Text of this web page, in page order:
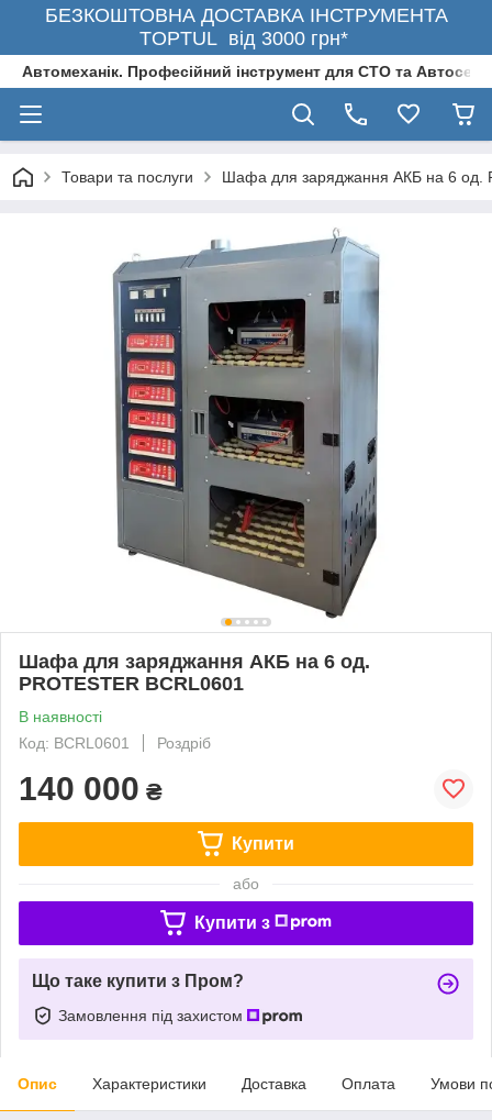
БЕЗКОШТОВНА ДОСТАВКА ІНСТРУМЕНТА
TOPTUL від 3000 грн*
Автомеханік. Професійний інструмент для СТО та
Товари та послуги Шафа для заряджання АКБ на 6 од.
Шафа для заряджання АКБ на 6 од.
PROTESTER BCRL0601
В наявності
Код: BCRL0601
Роздріб
140 000 ₴
Купити
або
Купити з
Що таке купити з Пром?
Замовлення під захистом
Опис Характеристики Доставка Оплата Умови